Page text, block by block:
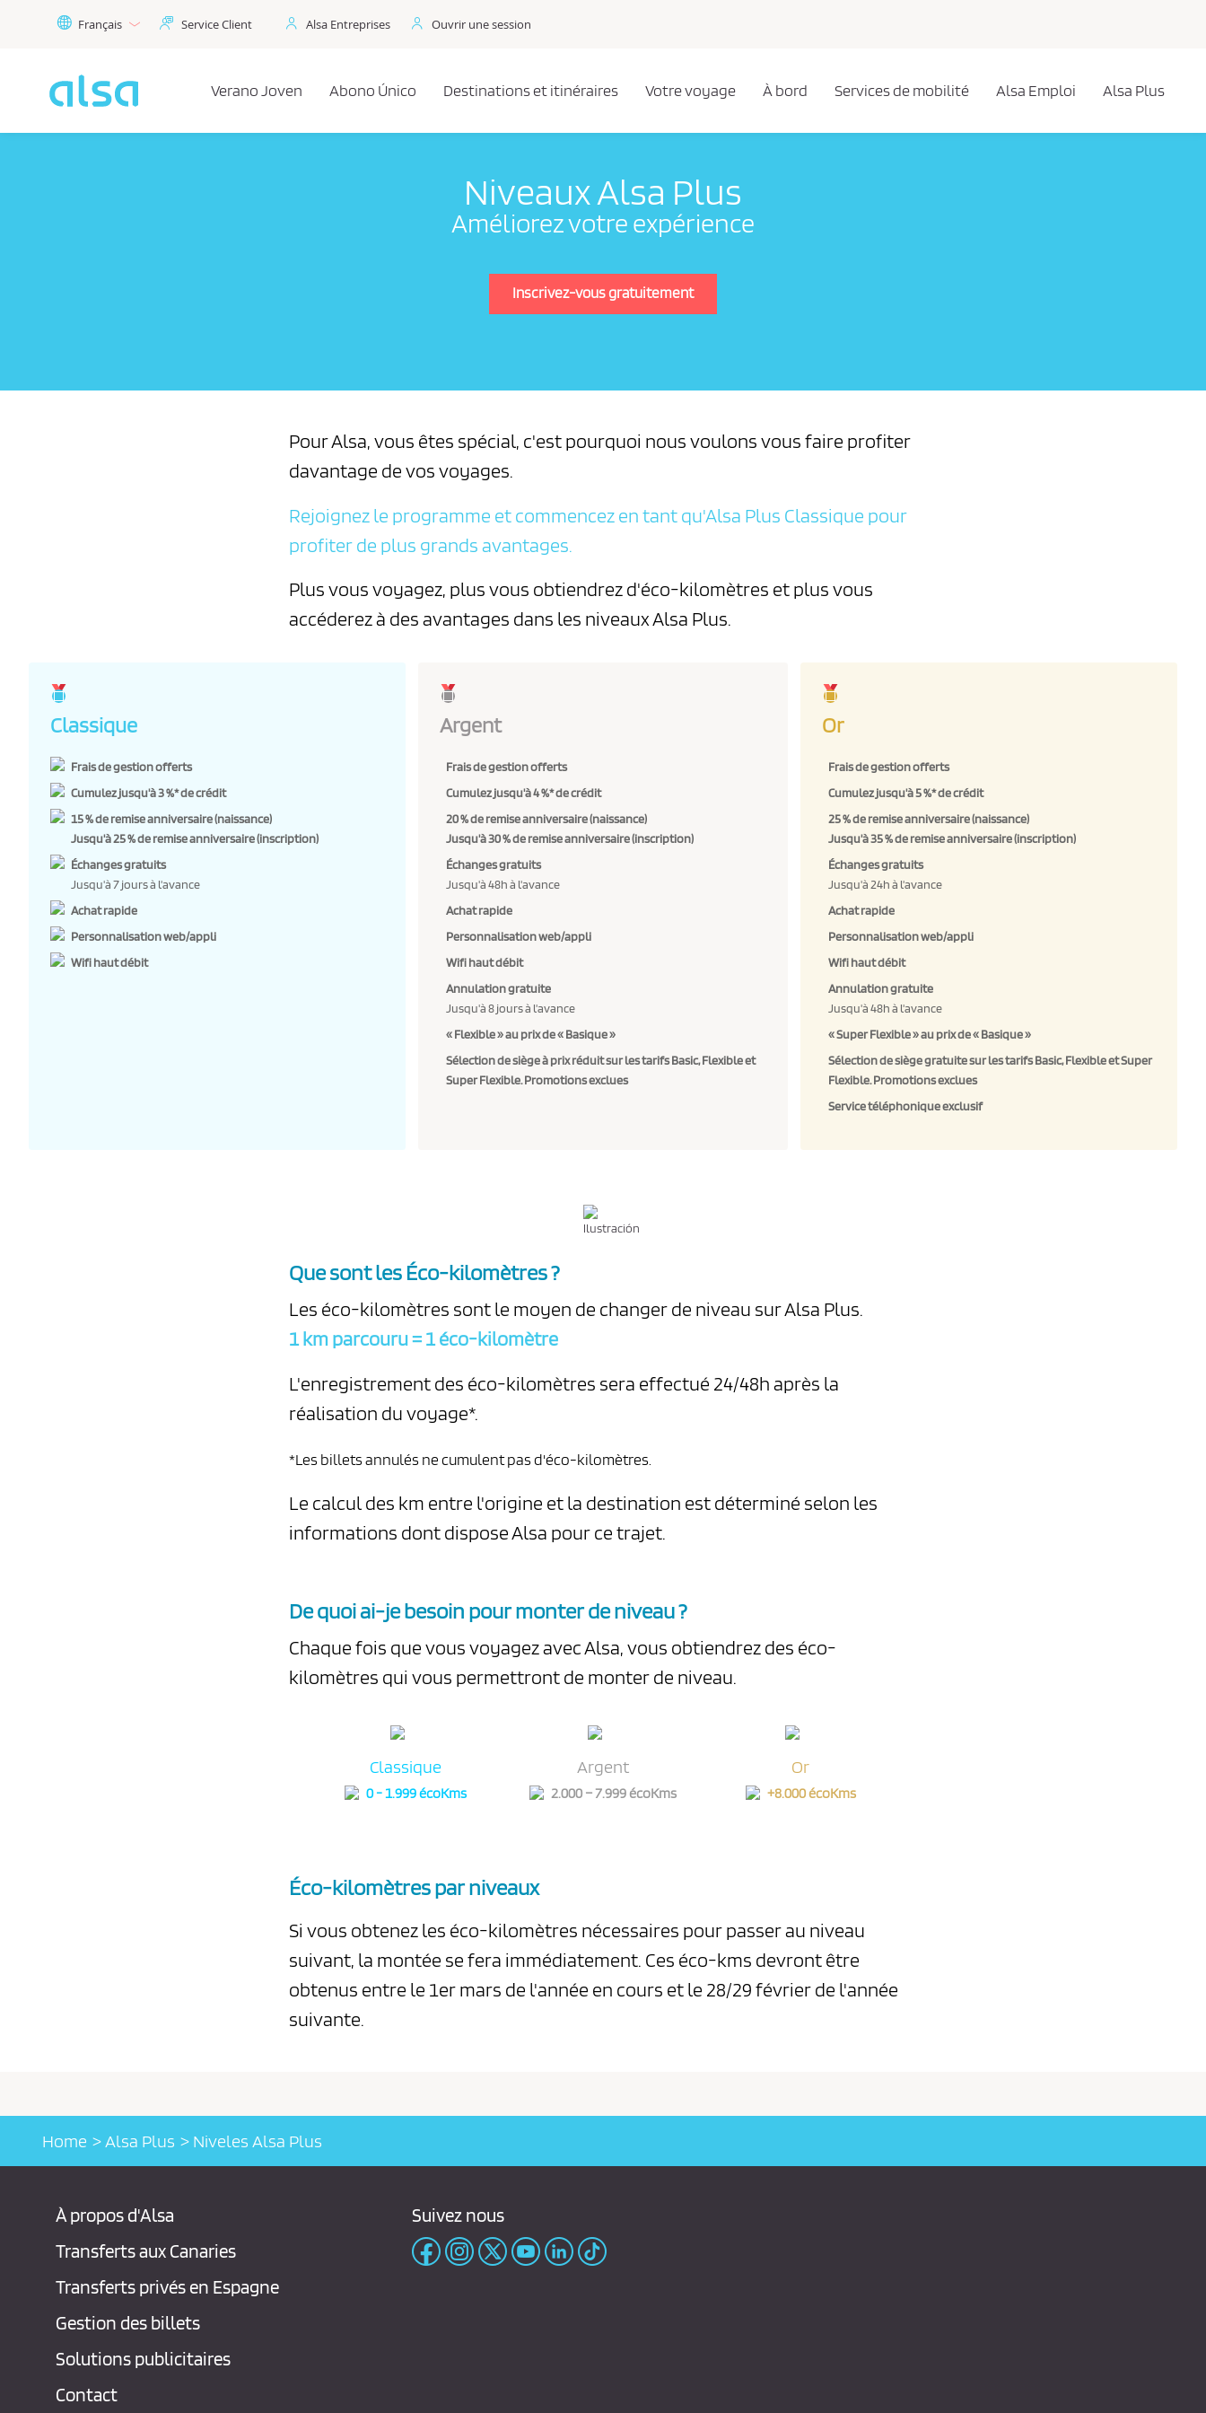
Saut au contenu principal
Français Service Client Alsa Entreprises Ouvrir une session
Verano Joven Abono Único Destinations et itinéraires Votre voyage À bord Services de mobilité Alsa Emploi Alsa Plus
Niveaux Alsa Plus
Améliorez votre expérience
Inscrivez-vous gratuitement
Pour Alsa, vous êtes spécial, c'est pourquoi nous voulons vous faire profiter
davantage de vos voyages.
Rejoignez le programme et commencez en tant qu'Alsa Plus Classique pour
profiter de plus grands avantages.
Plus vous voyagez, plus vous obtiendrez d'éco-kilomètres et plus vous
accéderez à des avantages dans les niveaux Alsa Plus.
Classique
Frais de gestion offerts
Cumulez jusqu'à 3 %* de crédit
15 % de remise anniversaire (naissance)
Jusqu'à 25 % de remise anniversaire (inscription)
Échanges gratuits
Jusqu'à 7 jours à l'avance
Achat rapide
Personnalisation web/appli
Wifi haut débit
Argent
Frais de gestion offerts
Cumulez jusqu'à 4 %* de crédit
20 % de remise anniversaire (naissance)
Jusqu'à 30 % de remise anniversaire (inscription)
Échanges gratuits
Jusqu'à 48h à l'avance
Achat rapide
Personnalisation web/appli
Wifi haut débit
Annulation gratuite
Jusqu'à 8 jours à l'avance
« Flexible » au prix de « Basique »
Sélection de siège à prix réduit sur les tarifs Basic, Flexible et
Super Flexible. Promotions exclues
Or
Frais de gestion offerts
Cumulez jusqu'à 5 %* de crédit
25 % de remise anniversaire (naissance)
Jusqu'à 35 % de remise anniversaire (inscription)
Échanges gratuits
Jusqu'à 24h à l'avance
Achat rapide
Personnalisation web/appli
Wifi haut débit
Annulation gratuite
Jusqu'à 48h à l'avance
« Super Flexible » au prix de « Basique »
Sélection de siège gratuite sur les tarifs Basic, Flexible et Super
Flexible. Promotions exclues
Service téléphonique exclusif
Que sont les Éco-kilomètres ?
Les éco-kilomètres sont le moyen de changer de niveau sur Alsa Plus.
1 km parcouru = 1 éco-kilomètre
L'enregistrement des éco-kilomètres sera effectué 24/48h après la
réalisation du voyage*.
*Les billets annulés ne cumulent pas d'éco-kilomètres.
Le calcul des km entre l'origine et la destination est déterminé selon les
informations dont dispose Alsa pour ce trajet.
De quoi ai-je besoin pour monter de niveau ?
Chaque fois que vous voyagez avec Alsa, vous obtiendrez des éco-
kilomètres qui vous permettront de monter de niveau.
Classique
0 - 1.999 écoKms
Argent
2.000 – 7.999 écoKms
Or
+8.000 écoKms
Éco-kilomètres par niveaux
Si vous obtenez les éco-kilomètres nécessaires pour passer au niveau
suivant, la montée se fera immédiatement. Ces éco-kms devront être
obtenus entre le 1er mars de l'année en cours et le 28/29 février de l'année
suivante.
Home Alsa Plus Niveles Alsa Plus
À propos d'Alsa
Transferts aux Canaries
Transferts privés en Espagne
Gestion des billets
Solutions publicitaires
Contact
Suivez nous